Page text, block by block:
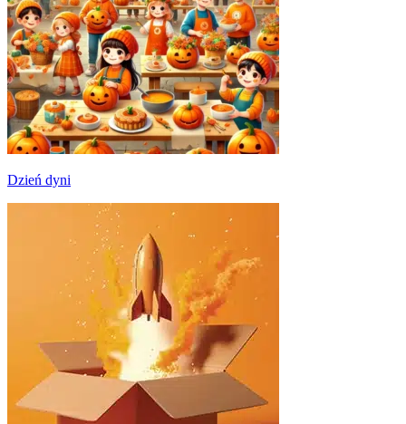
Dzień dyni